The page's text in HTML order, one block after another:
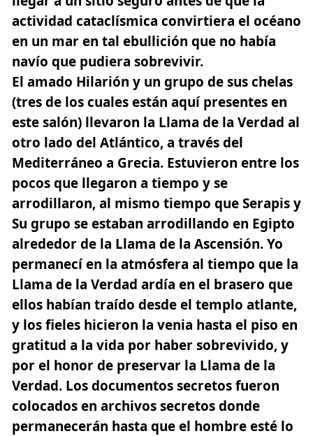
actividad cataclísmica convirtiera el océano
en un mar en tal ebullición que no había
navío que pudiera sobrevivir.
El amado Hilarión y un grupo de sus chelas
(tres de los cuales están aquí presentes en
este salón) llevaron la Llama de la Verdad al
otro lado del Atlántico, a través del
Mediterráneo a Grecia. Estuvieron entre los
pocos que llegaron a tiempo y se
arrodillaron, al mismo tiempo que Serapis y
Su grupo se estaban arrodillando en Egipto
alrededor de la Llama de la Ascensión. Yo
permanecí en la atmósfera al tiempo que la
Llama de la Verdad ardía en el brasero que
ellos habían traído desde el templo atlante,
y los fieles hicieron la venia hasta el piso en
gratitud a la vida por haber sobrevivido, y
por el honor de preservar la Llama de la
Verdad. Los documentos secretos fueron
colocados en archivos secretos donde
permanecerán hasta que el hombre esté lo